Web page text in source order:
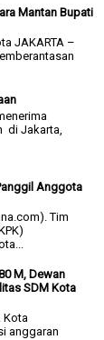
Mantan Bupati
JAKARTA –
di Jakarta,
Anggota
Tim
M, Dewan
SDM Kota
Kota
anggaran